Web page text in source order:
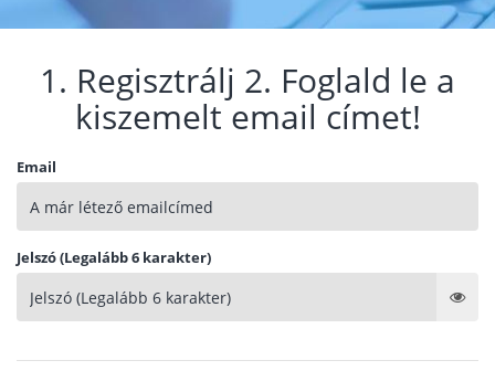
1. Regisztrálj 2. Foglald le a
kiszemelt email címet!
Email
Jelszó (Legalább 6 karakter)